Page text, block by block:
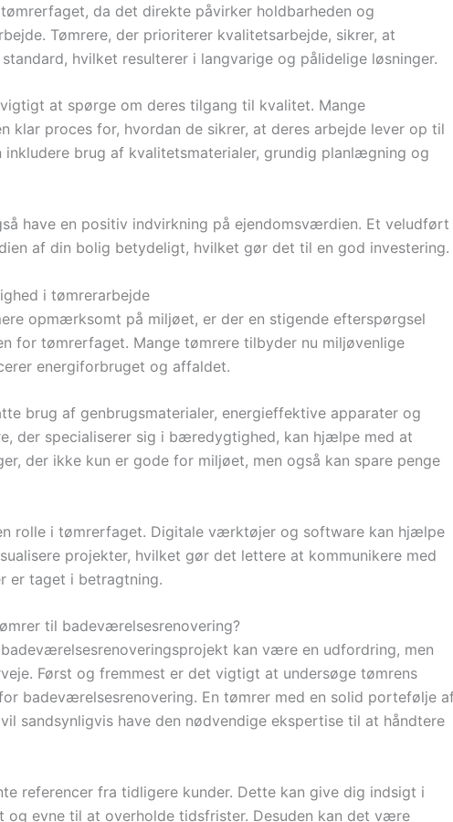
da det direkte påvirker holdbarheden og
Tømrere, der prioriterer kvalitetsarbejde, sikrer, at
hvilket resulterer i langvarige og pålidelige løsninger.
at spørge om deres tilgang til kvalitet. Mange
klar proces for, hvordan de sikrer, at deres arbejde lever op til
inkludere brug af kvalitetsmaterialer, grundig planlægning og
have en positiv indvirkning på ejendomsværdien. Et veludført
af din bolig betydeligt, hvilket gør det til en god investering.
i tømrerarbejde
opmærksomt på miljøet, er der en stigende efterspørgsel
for tømrerfaget. Mange tømrere tilbyder nu miljøvenlige
energiforbruget og affaldet.
brug af genbrugsmaterialer, energieffektive apparater og
der specialiserer sig i bæredygtighed, kan hjælpe med at
der ikke kun er gode for miljøet, men også kan spare penge
rolle i tømrerfaget. Digitale værktøjer og software kan hjælpe
projekter, hvilket gør det lettere at kommunikere med
er taget i betragtning.
til badeværelsesrenovering?
kan være en udfordring, men
Først og fremmest er det vigtigt at undersøge tømrens
badeværelsesrenovering. En tømrer med en solid portefølje
sandsynligvis have den nødvendige ekspertise til at håndtere
referencer fra tidligere kunder. Dette kan give dig indsigt i
og evne til at overholde tidsfrister. Desuden kan det være